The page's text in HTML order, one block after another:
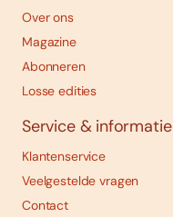
Over ons
Magazine
Abonneren
Losse edities
Service & informatie
Klantenservice
Veelgestelde vragen
Contact